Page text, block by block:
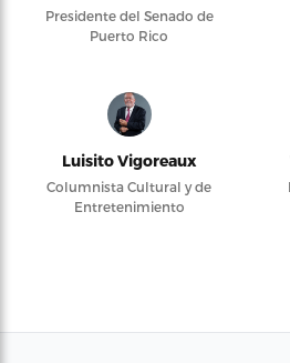
Presidente del Senado de
Puerto Rico
Luisito Vigoreaux
Columnista Cultural y de
Entretenimiento